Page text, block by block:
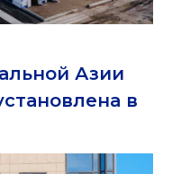
Азии
в